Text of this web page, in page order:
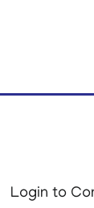
Login to